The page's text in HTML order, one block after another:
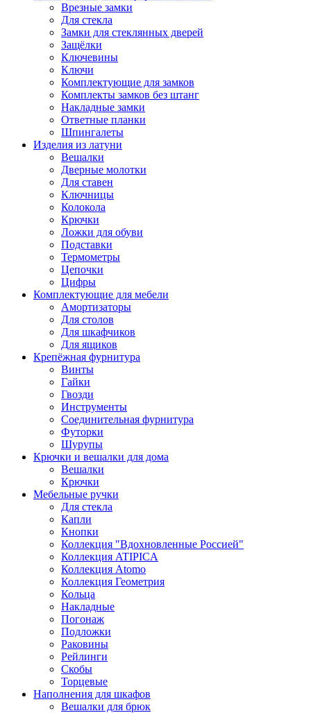
Врезные замки
Для стекла
Замки для стеклянных дверей
Защёлки
Ключевины
Ключи
Комплектующие для замков
Комплекты замков без штанг
Накладные замки
Ответные планки
Шпингалеты
Изделия из латуни
Вешалки
Дверные молотки
Для ставен
Ключницы
Колокола
Крючки
Ложки для обуви
Подставки
Термометры
Цепочки
Цифры
Комплектующие для мебели
Амортизаторы
Для столов
Для шкафчиков
Для ящиков
Крепёжная фурнитура
Винты
Гайки
Гвозди
Инструменты
Соединительная фурнитура
Футорки
Шурупы
Крючки и вешалки для дома
Вешалки
Крючки
Мебельные ручки
Для стекла
Капли
Кнопки
Коллекция "Вдохновленные Россией"
Коллекция ATIPICA
Коллекция Atomo
Коллекция Геометрия
Кольца
Накладные
Погонаж
Подложки
Раковины
Рейлинги
Скобы
Торцевые
Наполнения для шкафов
Вешалки для брюк